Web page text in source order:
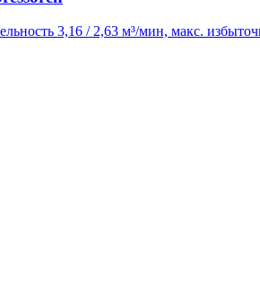
3,16 / 2,63 м³/мин, макс.